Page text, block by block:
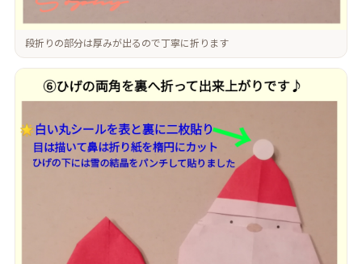
段折りの部分は厚みが出るので丁寧に折ります